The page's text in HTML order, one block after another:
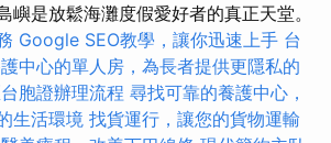
嶼是放鬆海灘度假愛好者的真正天堂。
Google SEO教學，讓你迅速上手 台
中心的單人房，為長者提供更隱私的
胞證辦理流程 尋找可靠的養護中心，
生活環境 找貨運行，讓您的貨物運輸